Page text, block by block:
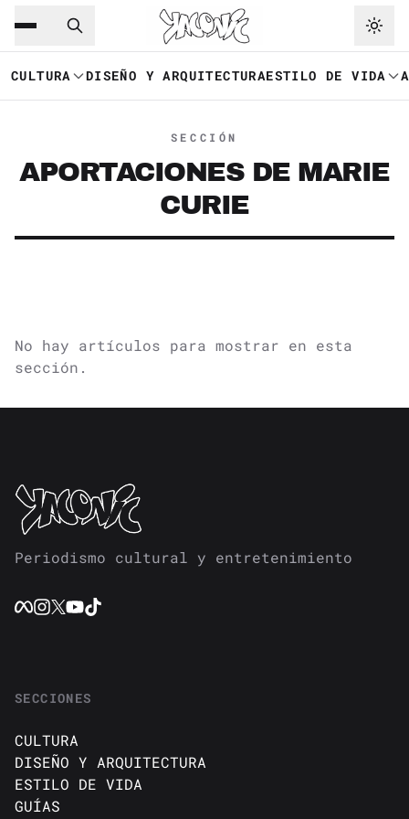
Saltar al contenido principal
CULTURA DISEÑO Y ARQUITECTURAESTILO DE VIDA
SECCIÓN
APORTACIONES DE MARIE
CURIE
No hay artículos para mostrar en esta
sección.
Periodismo cultural y entretenimiento
SECCIONES
CULTURA
DISEÑO Y ARQUITECTURA
ESTILO DE VIDA
GUÍAS